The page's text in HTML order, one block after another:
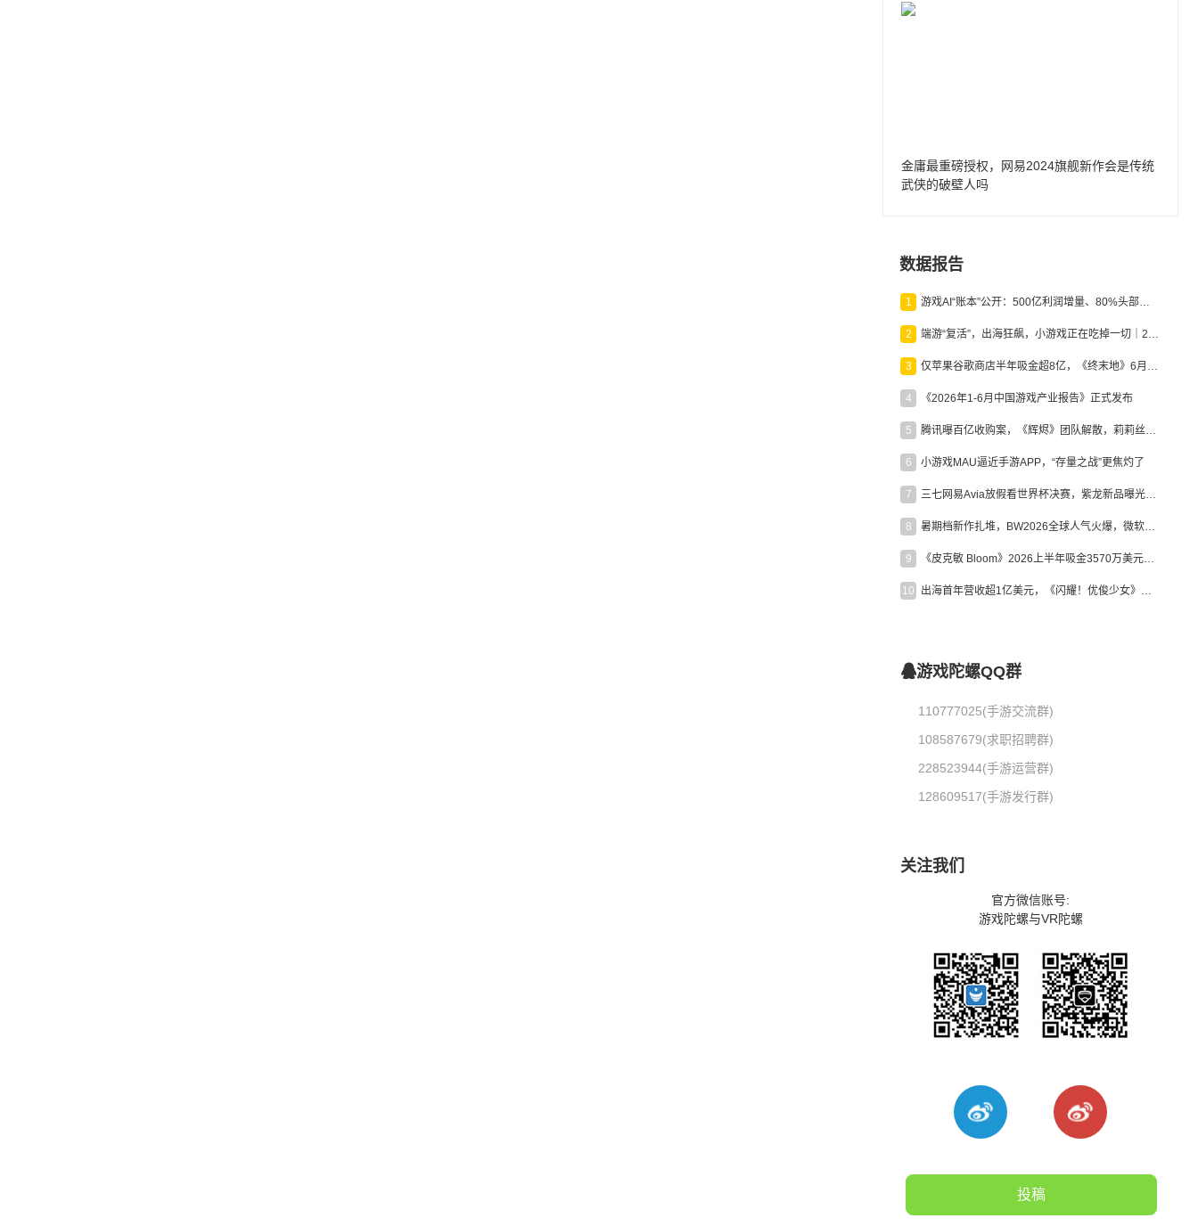
金庸最重磅授权，网易2024旗舰新作会是传统
武侠的破壁人吗
数据报告
1 游戏AI“账本”公开：500亿利润增量、80%头部入局，谁在闷声发财？
2 端游“复活”，出海狂飙，小游戏正在吃掉一切｜2026上半年产业报告
3 仅苹果谷歌商店半年吸金超8亿，《终末地》6月份收入显著回暖
4 《2026年1-6月中国游戏产业报告》正式发布
5 腾讯曝百亿收购案，《辉烬》团队解散，莉莉丝新作曝光｜陀螺周报
6 小游戏MAU逼近手游APP，“存量之战”更焦灼了
7 三七网易Avia放假看世界杯决赛，紫龙新品曝光，米哈游新作上线 | 陀螺周报
8 暑期档新作扎堆，BW2026全球人气火爆，微软XBOX大裁员|陀螺周报
9 《皮克敏 Bloom》2026上半年吸金3570万美元，中国台湾成最大市场
10 出海首年营收超1亿美元，《闪耀！优俊少女》美国市场占比达七成
游戏陀螺QQ群
110777025(手游交流群)
108587679(求职招聘群)
228523944(手游运营群)
128609517(手游发行群)
关注我们
官方微信账号:
游戏陀螺与VR陀螺
投稿